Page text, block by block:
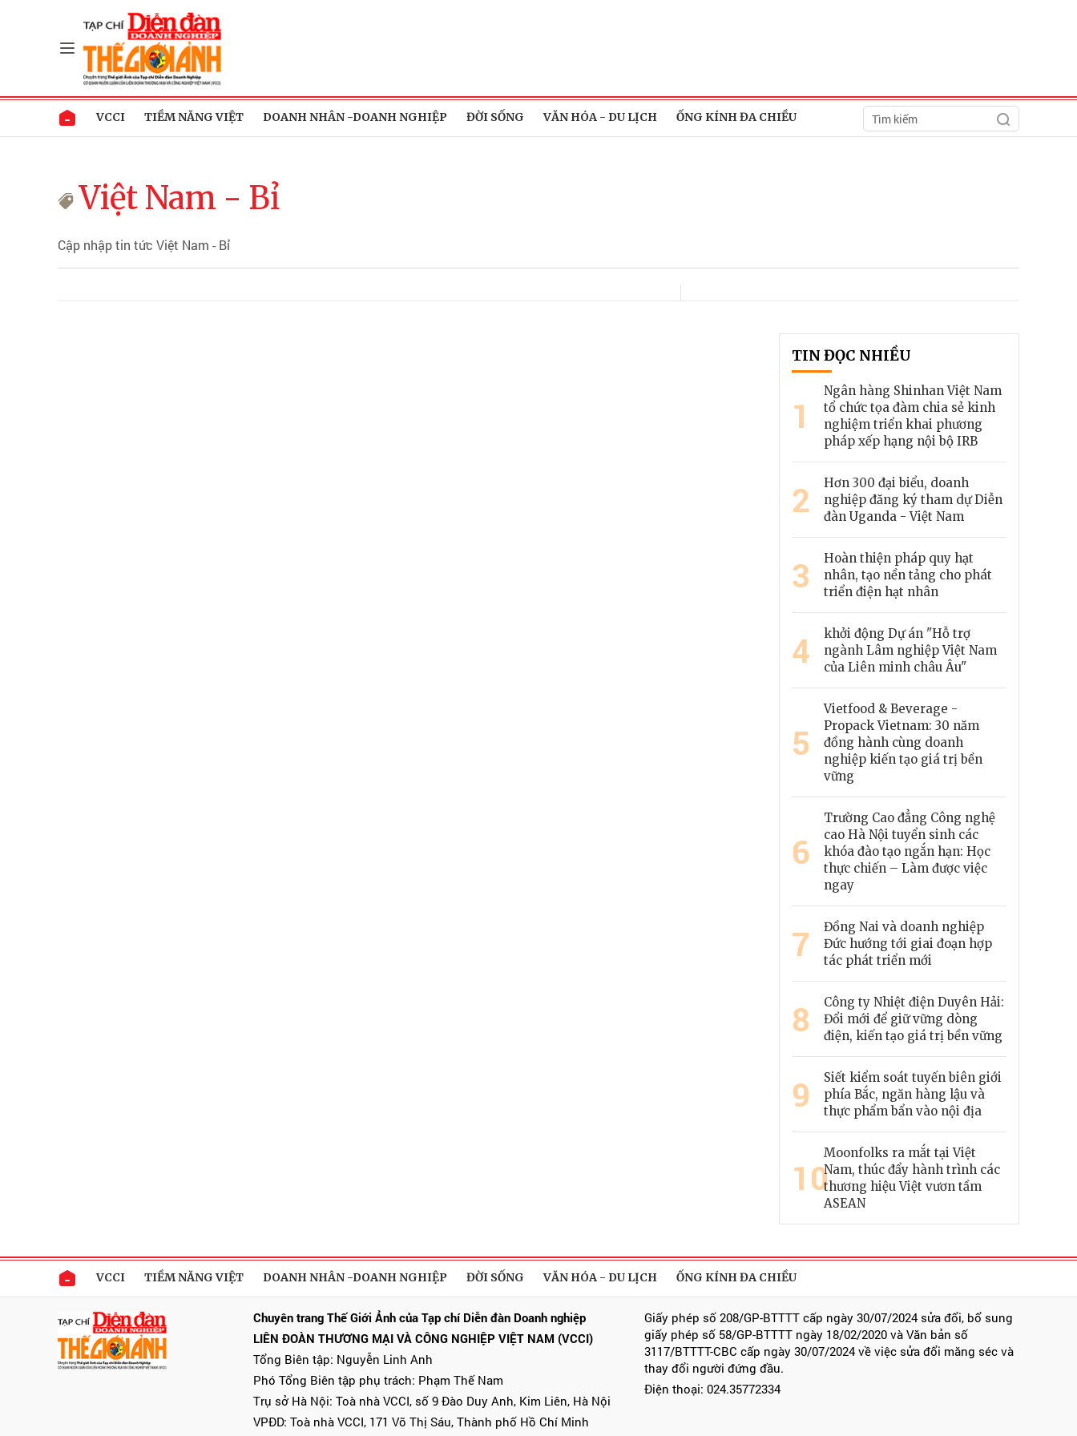
VCCI TIỀM NĂNG VIỆT DOANH NHÂN -DOANH NGHIỆP ĐỜI SỐNG VĂN HÓA - DU LỊCH ỐNG KÍNH ĐA CHIỀU
Việt Nam - Bỉ
Cập nhập tin tức Việt Nam - Bỉ
TIN ĐỌC NHIỀU
1
Ngân hàng Shinhan Việt Nam
tổ chức tọa đàm chia sẻ kinh
nghiệm triển khai phương
pháp xếp hạng nội bộ IRB
2
Hơn 300 đại biểu, doanh
nghiệp đăng ký tham dự Diễn
đàn Uganda - Việt Nam
3
Hoàn thiện pháp quy hạt
nhân, tạo nền tảng cho phát
triển điện hạt nhân
4
khởi động Dự án "Hỗ trợ
ngành Lâm nghiệp Việt Nam
của Liên minh châu Âu"
5
Vietfood & Beverage -
Propack Vietnam: 30 năm
đồng hành cùng doanh
nghiệp kiến tạo giá trị bền
vững
6
Trường Cao đẳng Công nghệ
cao Hà Nội tuyển sinh các
khóa đào tạo ngắn hạn: Học
thực chiến – Làm được việc
ngay
7
Đồng Nai và doanh nghiệp
Đức hướng tới giai đoạn hợp
tác phát triển mới
8
Công ty Nhiệt điện Duyên Hải:
Đổi mới để giữ vững dòng
điện, kiến tạo giá trị bền vững
9
Siết kiểm soát tuyến biên giới
phía Bắc, ngăn hàng lậu và
thực phẩm bẩn vào nội địa
10
Moonfolks ra mắt tại Việt
Nam, thúc đẩy hành trình các
thương hiệu Việt vươn tầm
ASEAN
VCCI TIỀM NĂNG VIỆT DOANH NHÂN -DOANH NGHIỆP ĐỜI SỐNG VĂN HÓA - DU LỊCH ỐNG KÍNH ĐA CHIỀU
Chuyên trang Thế Giới Ảnh của Tạp chí Diễn đàn Doanh nghiệp
LIÊN ĐOÀN THƯƠNG MẠI VÀ CÔNG NGHIỆP VIỆT NAM (VCCI)
Tổng Biên tập: Nguyễn Linh Anh
Phó Tổng Biên tập phụ trách: Phạm Thế Nam
Trụ sở Hà Nội: Toà nhà VCCI, số 9 Đào Duy Anh, Kim Liên, Hà Nội
VPĐD: Toà nhà VCCI, 171 Võ Thị Sáu, Thành phố Hồ Chí Minh
Giấy phép số 208/GP-BTTTT cấp ngày 30/07/2024 sửa đổi, bổ sung
giấy phép số 58/GP-BTTTT ngày 18/02/2020 và Văn bản số
3117/BTTTT-CBC cấp ngày 30/07/2024 về việc sửa đổi măng séc và
thay đổi người đứng đầu.
Điện thoại: 024.35772334